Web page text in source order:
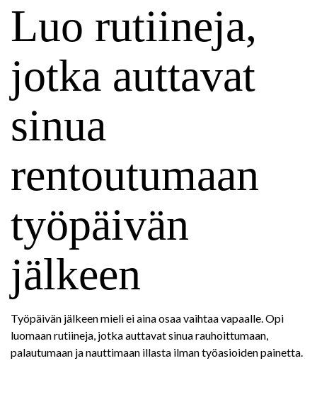
Luo rutiineja,
jotka auttavat
sinua
rentoutumaan
työpäivän
jälkeen
Työpäivän jälkeen mieli ei aina osaa vaihtaa vapaalle. Opi
luomaan rutiineja, jotka auttavat sinua rauhoittumaan,
palautumaan ja nauttimaan illasta ilman työasioiden painetta.